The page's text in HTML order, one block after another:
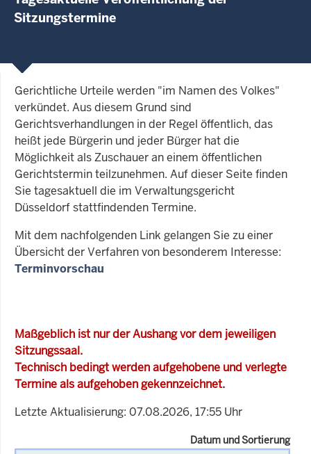
Sitzungstermine
Gerichtliche Urteile werden "im Namen des Volkes"
verkündet. Aus diesem Grund sind
Gerichtsverhandlungen in der Regel öffentlich, das
heißt jede Bürgerin und jeder Bürger hat die
Möglichkeit als Zuschauer an einem öffentlichen
Gerichtstermin teilzunehmen. Auf dieser Seite finden
Sie tagesaktuell die im Verwaltungsgericht
Düsseldorf stattfindenden Termine.
Mit dem nachfolgenden Link gelangen Sie zu einer
Übersicht der Verfahren von besonderem Interesse:
Terminvorschau
Maßgeblich ist nur der Aushang vor dem jeweiligen
Sitzungssaal.
Technisch bedingt werden aufgehobene und verlegte
Termine als aufgehoben gekennzeichnet.
Letzte Aktualisierung: 07.08.2026, 17:55 Uhr
Datum und Sortierung